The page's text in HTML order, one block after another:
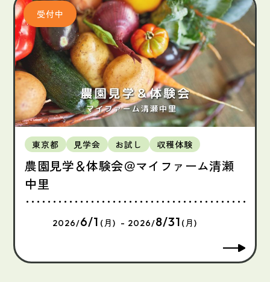
東京都 見学会 お試し 収穫体験
農園見学＆体験会＠マイファーム清瀬
中里
2026/6/1 (月) - 2026/8/31 (月)